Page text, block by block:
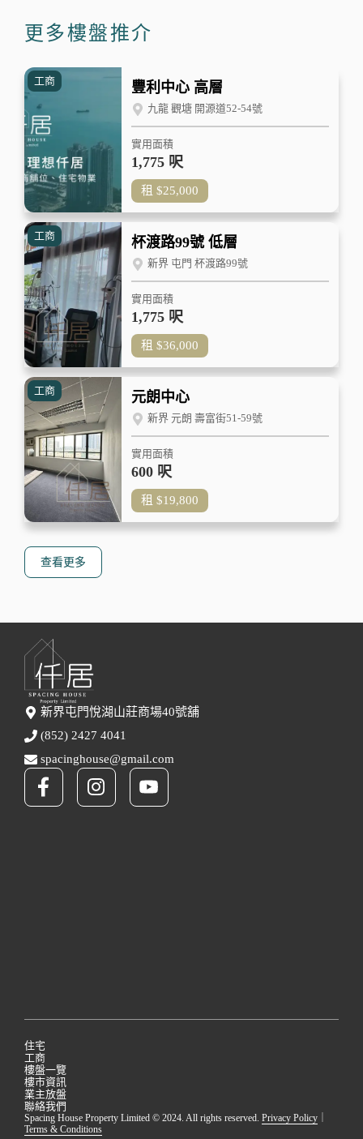
更多樓盤推介
查看更多
工商 豐利中心 高層
九龍 觀塘 開源道52-54號
實用面積
1,775 呎
租 $25,000
工商 杯渡路99號 低層
新界 屯門 杯渡路99號
實用面積
1,775 呎
租 $36,000
工商 元朗中心
新界 元朗 壽富街51-59號
實用面積
600 呎
租 $19,800
新界屯門悅湖山莊商場40號舖
(852) 2427 4041
spacinghouse@gmail.com
住宅
工商
樓盤一覽
樓市資訊
業主放盤
聯絡我們
Spacing House Property Limited © 2024. All rights reserved. Privacy Policy
Terms & Conditions